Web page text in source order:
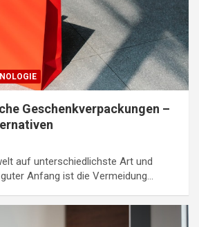
Geschenkverpackungen –
auf unterschiedlichste Art und
Anfang ist die Vermeidung…